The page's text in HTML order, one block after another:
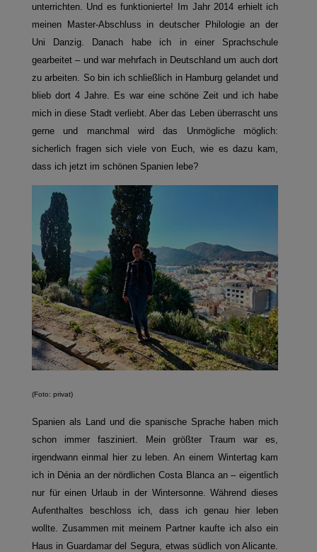
unterrichten. Und es funktionierte! Im Jahr 2014 erhielt ich
meinen Master-Abschluss in deutscher Philologie an der
Uni Danzig. Danach habe ich in einer Sprachschule
gearbeitet – und war mehrfach in Deutschland um auch dort
zu arbeiten. So bin ich schließlich in Hamburg gelandet und
blieb dort 4 Jahre. Es war eine schöne Zeit und ich habe
mich in diese Stadt verliebt. Aber das Leben überrascht uns
gerne und manchmal wird das Unmögliche möglich:
sicherlich fragen sich viele von Euch, wie es dazu kam,
dass ich jetzt im schönen Spanien lebe?
(Foto: privat)
Spanien als Land und die spanische Sprache haben mich
schon immer fasziniert. Mein größter Traum war es,
irgendwann einmal hier zu leben. An einem Wintertag kam
ich in Dénia an der nördlichen Costa Blanca an – eigentlich
nur für einen Urlaub in der Wintersonne. Während dieses
Aufenthaltes beschloss ich, dass ich genau hier leben
wollte. Zusammen mit meinem Partner kaufte ich also ein
Haus in Guardamar del Segura, etwas südlich von Alicante.